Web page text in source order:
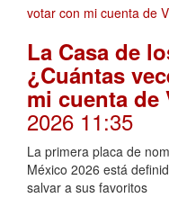
La Casa de
¿Cuántas
mi cuenta de
2026 11:35
La primera placa de
México 2026 está
salvar a sus favoritos